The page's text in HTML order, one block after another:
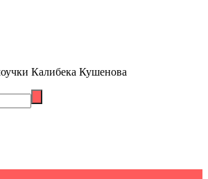
Калибека Кушенова